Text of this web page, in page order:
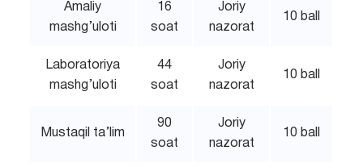
Amaliy
mashg’uloti
16
soat
Joriy
nazorat
10 ball
Laboratoriya
mashg’uloti
44
soat
Joriy
nazorat
10 ball
Mustaqil ta’lim
90
soat
Joriy
nazorat
10 ball